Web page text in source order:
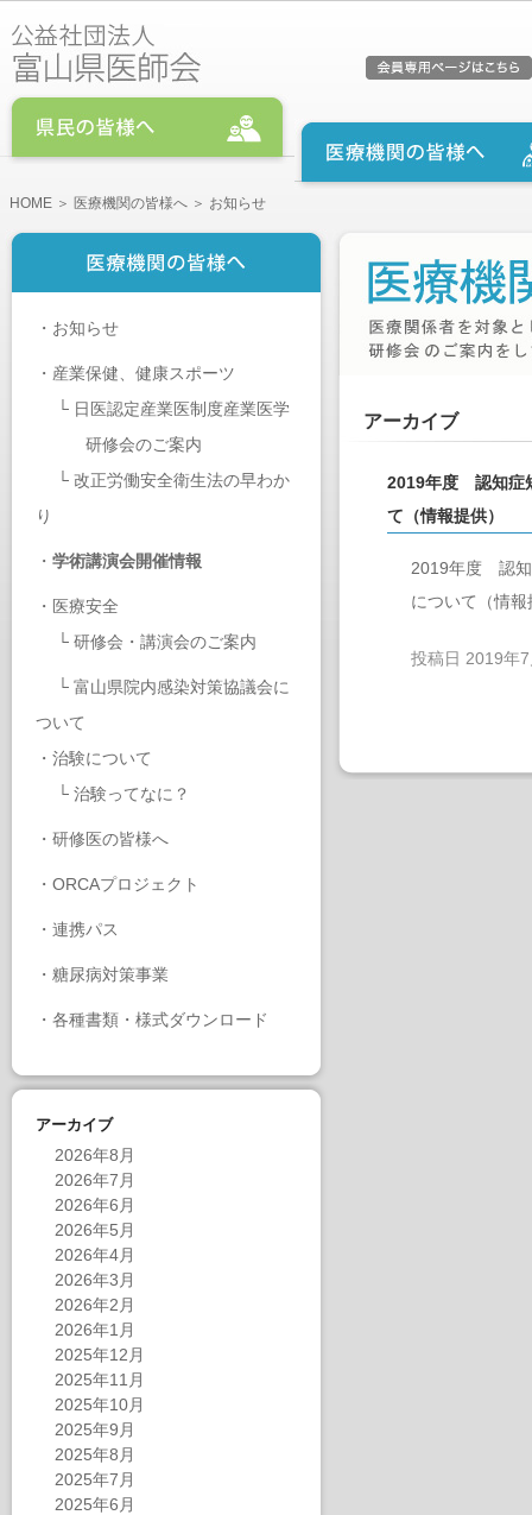
HOME ＞ 医療機関の皆様へ ＞ お知らせ
・ お知らせ
・ 産業保健、健康スポーツ
└ 日医認定産業医制度産業医学
研修会のご案内
└ 改正労働安全衛生法の早わか
り
・ 学術講演会開催情報
・ 医療安全
└ 研修会・講演会のご案内
└ 富山県院内感染対策協議会に
ついて
・ 治験について
└ 治験ってなに？
・ 研修医の皆様へ
・ ORCAプロジェクト
・ 連携パス
・ 糖尿病対策事業
・ 各種書類・様式ダウンロード
アーカイブ
2026年8月
2026年7月
2026年6月
2026年5月
2026年4月
2026年3月
2026年2月
2026年1月
2025年12月
2025年11月
2025年10月
2025年9月
2025年8月
2025年7月
2025年6月
アーカイブ
2019年度 認知症
て（情報提供）
2019年度 認知
について（情報
投稿日 2019年